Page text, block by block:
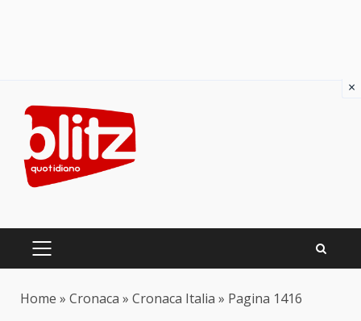
content
PRIMARY
Home » Cronaca » Cronaca Italia » Pagina 1416
×